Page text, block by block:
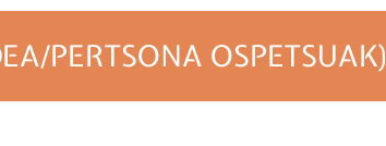
PERTSONA OSPETSUAK)